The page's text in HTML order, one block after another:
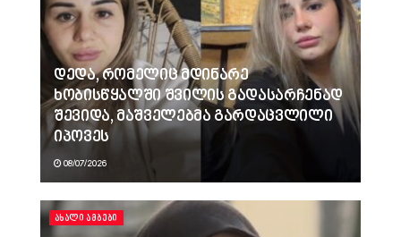
დედა, რომელიც მდინარე
ხობისწყალში შვილის გადასარჩენად
შევიდა, მაშველებმა გარდაცვლილი
იპოვეს
08/07/2026
ᲐᲮᲐᲚᲘ ᲐᲛᲑᲔᲑᲘ